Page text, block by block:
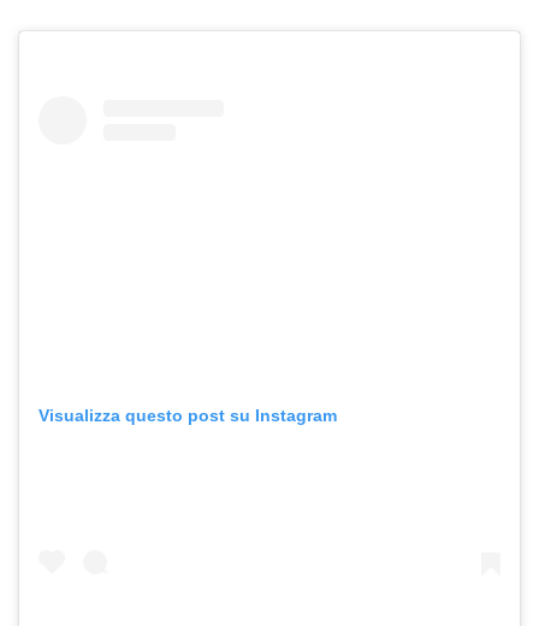
Visualizza questo post su Instagram